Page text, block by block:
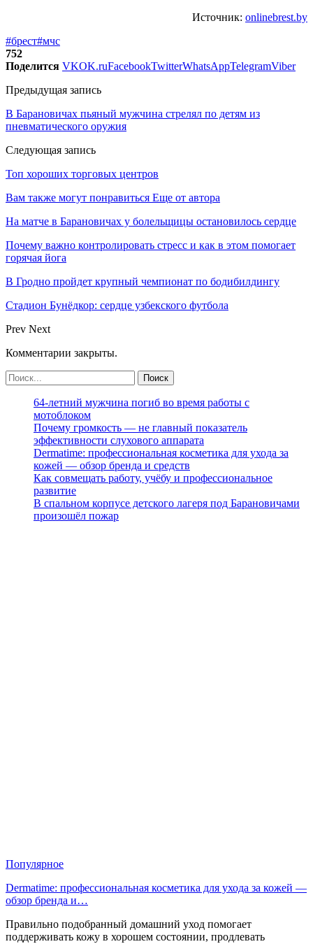
Источник: onlinebrest.by
#брест#мчс
752
Поделится VKOK.ruFacebookTwitterWhatsAppTelegramViber
Предыдущая запись
В Барановичах пьяный мужчина стрелял по детям из
пневматического оружия
Следующая запись
Топ хороших торговых центров
Вам также могут понравиться Еще от автора
На матче в Барановичах у болельщицы остановилось сердце
Почему важно контролировать стресс и как в этом помогает
горячая йога
В Гродно пройдет крупный чемпионат по бодибилдингу
Стадион Бунёдкор: сердце узбекского футбола
Prev Next
Комментарии закрыты.
64-летний мужчина погиб во время работы с
мотоблоком
Почему громкость — не главный показатель
эффективности слухового аппарата
Dermatime: профессиональная косметика для ухода за
кожей — обзор бренда и средств
Как совмещать работу, учёбу и профессиональное
развитие
В спальном корпусе детского лагеря под Барановичами
произошёл пожар
Популярное
Dermatime: профессиональная косметика для ухода за кожей —
обзор бренда и…
Правильно подобранный домашний уход помогает
поддерживать кожу в хорошем состоянии, продлевать